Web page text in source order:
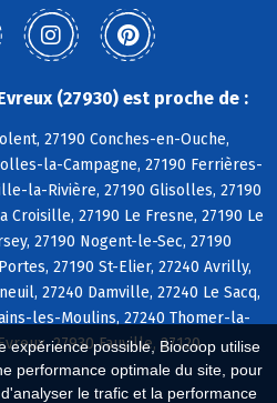
expérience possible, Biocoop utilise
performance optimale du site, pour
le trafic et la performance
(27930) est proche de :
27190 Conches-en-Ouche,
la-Campagne, 27190 Ferrières-
la-Rivière, 27190 Glisolles, 27190
Croisille, 27190 Le Fresne, 27190 Le
27190 Nogent-le-Sec, 27190
27190 St-Elier, 27240 Avrilly,
27240 Damville, 27240 Le Sacq,
les-Moulins, 27240 Thomer-la-
27930 Fauville, 27120